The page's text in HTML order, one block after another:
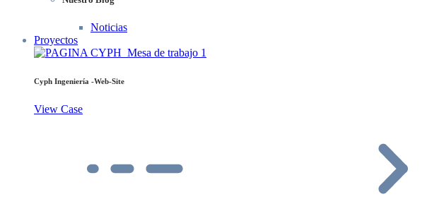
Noticias
Proyectos
Cyph Ingeniería -Web-Site
View Case